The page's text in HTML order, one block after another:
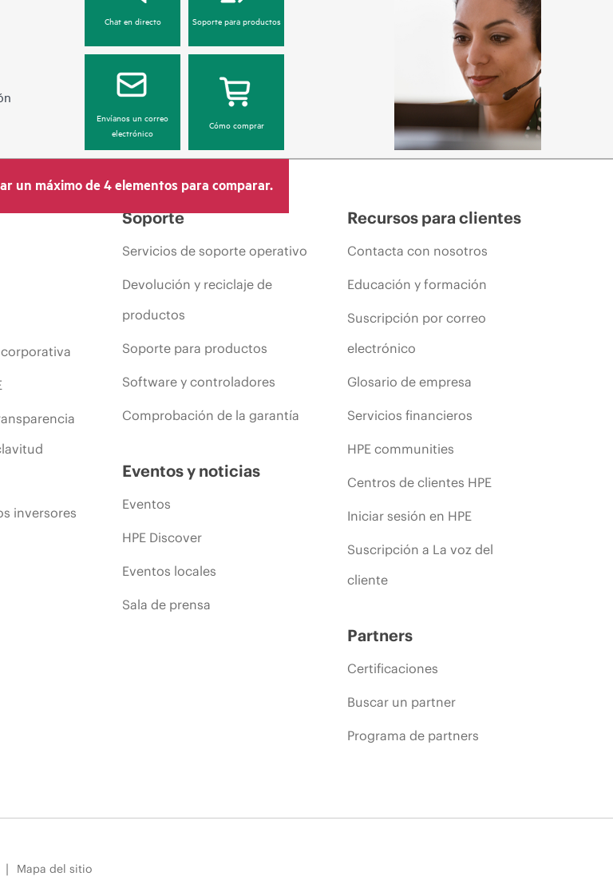
Chat en directo Soporte para productos
Envíanos un correo
electrónico
Cómo comprar
un máximo de 4 elementos para comparar.
inversores
Soporte
Servicios de soporte operativo
Devolución y reciclaje de
productos
Soporte para productos
Software y controladores
Comprobación de la garantía
Eventos y noticias
Eventos
HPE Discover
Eventos locales
Sala de prensa
Recursos para clientes
Contacta con nosotros
Educación y formación
Suscripción por correo
electrónico
Glosario de empresa
Servicios financieros
HPE communities
Centros de clientes HPE
Iniciar sesión en HPE
Suscripción a La voz del
cliente
Partners
Certificaciones
Buscar un partner
Programa de partners
Mapa del sitio